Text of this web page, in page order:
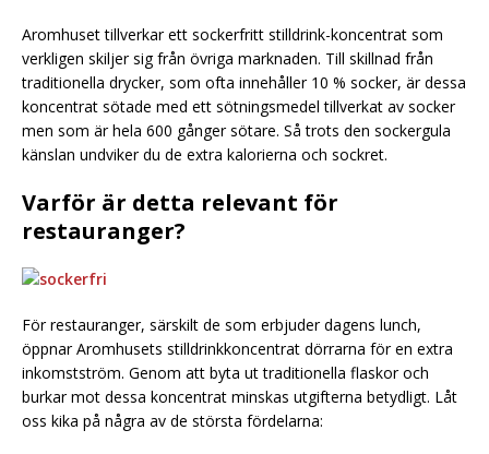
Aromhuset tillverkar ett sockerfritt stilldrink-koncentrat som
verkligen skiljer sig från övriga marknaden. Till skillnad från
traditionella drycker, som ofta innehåller 10 % socker, är dessa
koncentrat sötade med ett sötningsmedel tillverkat av socker
men som är hela 600 gånger sötare. Så trots den sockergula
känslan undviker du de extra kalorierna och sockret.
Varför är detta relevant för
restauranger?
För restauranger, särskilt de som erbjuder dagens lunch,
öppnar Aromhusets stilldrinkkoncentrat dörrarna för en extra
inkomstström. Genom att byta ut traditionella flaskor och
burkar mot dessa koncentrat minskas utgifterna betydligt. Låt
oss kika på några av de största fördelarna: